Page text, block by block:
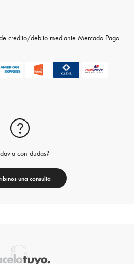
credito/debito mediante Mercado Pago.
con dudas?
una consulta